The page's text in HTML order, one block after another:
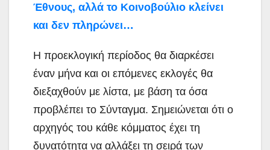
Έθνους, αλλά το Κοινοβούλιο κλείνει
και δεν πληρώνει…
Η προεκλογική περίοδος θα διαρκέσει
έναν μήνα και οι επόμενες εκλογές θα
διεξαχθούν με λίστα, με βάση τα όσα
προβλέπει το Σύνταγμα. Σημειώνεται ότι ο
αρχηγός του κάθε κόμματος έχει τη
δυνατότητα να αλλάξει τη σειρά των